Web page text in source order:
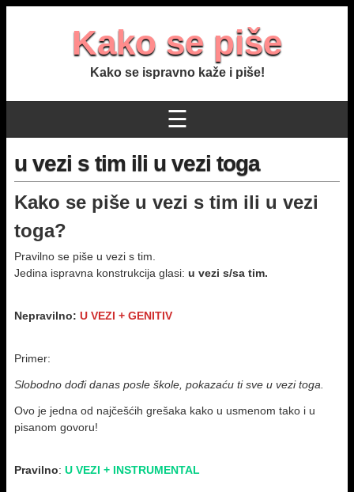
Kako se piše
Kako se ispravno kaže i piše!
☰
u vezi s tim ili u vezi toga
Kako se piše u vezi s tim ili u vezi
toga?
Pravilno se piše u vezi s tim.
Jedina ispravna konstrukcija glasi: u vezi s/sa tim.
Nepravilno: U VEZI + GENITIV
Primer:
Slobodno dođi danas posle škole, pokazaću ti sve u vezi toga.
Ovo je jedna od najčešćih grešaka kako u usmenom tako i u
pisanom govoru!
Pravilno: U VEZI + INSTRUMENTAL